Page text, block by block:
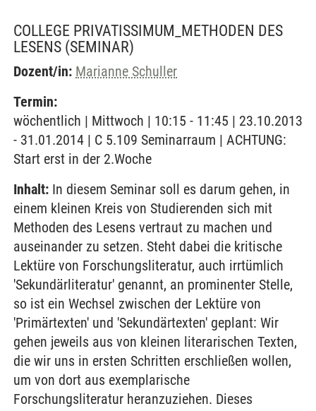
COLLEGE PRIVATISSIMUM_METHODEN DES
LESENS (SEMINAR)
Dozent/in: Marianne Schuller
Termin:
wöchentlich | Mittwoch | 10:15 - 11:45 | 23.10.2013
- 31.01.2014 | C 5.109 Seminarraum | ACHTUNG:
Start erst in der 2.Woche
Inhalt: In diesem Seminar soll es darum gehen, in
einem kleinen Kreis von Studierenden sich mit
Methoden des Lesens vertraut zu machen und
auseinander zu setzen. Steht dabei die kritische
Lektüre von Forschungsliteratur, auch irrtümlich
'Sekundärliteratur' genannt, an prominenter Stelle,
so ist ein Wechsel zwischen der Lektüre von
'Primärtexten' und 'Sekundärtexten' geplant: Wir
gehen jeweils aus von kleinen literarischen Texten,
die wir uns in ersten Schritten erschließen wollen,
um von dort aus exemplarische
Forschungsliteratur heranzuziehen. Dieses